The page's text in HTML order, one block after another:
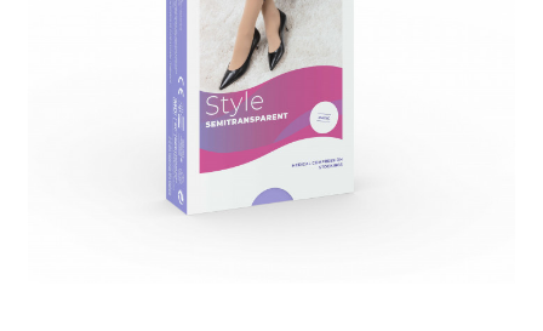
Оставить отзыв
Оформление заказа
Подтверждение заказа